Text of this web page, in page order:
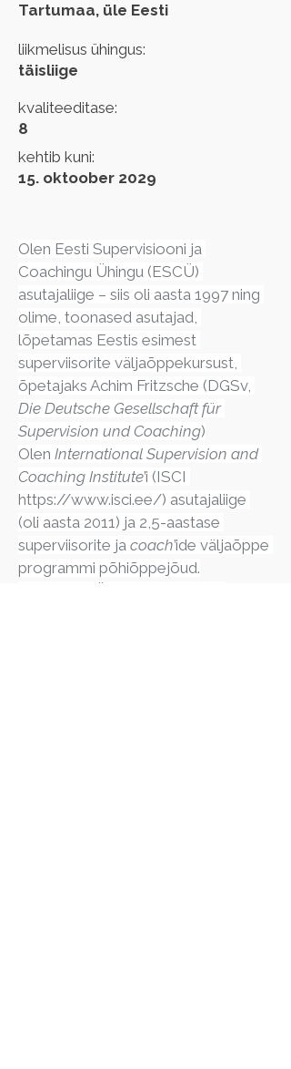
Tartumaa, üle Eesti
liikmelisus ühingus:
täisliige
kvaliteeditase:
8
kehtib kuni:
15. oktoober 2029
Olen Eesti Supervisiooni ja
Coachingu Ühingu (ESCÜ)
asutajaliige – siis oli aasta 1997 ning
olime, toonased asutajad,
lõpetamas Eestis esimest
superviisorite väljaõppekursust,
õpetajaks Achim Fritzsche (DGSv,
Die Deutsche Gesellschaft für
Supervision und Coaching)
Olen International Supervision and
Coaching Institute’i (ISCI
https://www.isci.ee/) asutajaliige
(oli aasta 2011) ja 2,5-aastase
superviisorite ja coach’ide väljaõppe
programmi põhiõppejõud.